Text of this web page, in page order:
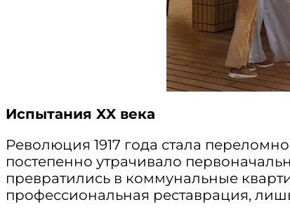
Испытания XX века
Революция 1917 года стала
постепенно утрачивало
превратились в коммунальные
профессиональная реставрация,